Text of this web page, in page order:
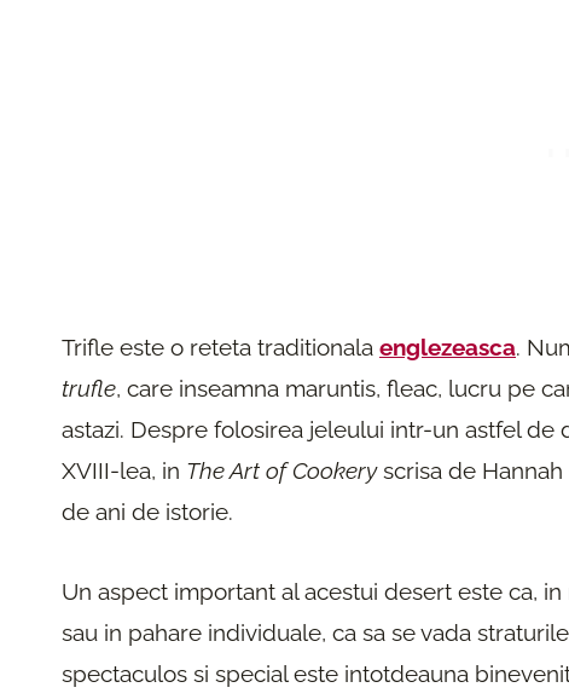
Trifle este o reteta traditionala englezeasca.
trufle, care inseamna maruntis, fleac, lucru pe
astazi. Despre folosirea jeleului intr-un astfel
XVIII-lea, in The Art of Cookeryscrisa de Hannah
de ani de istorie.
Un aspect important al acestui desert este ca,
sau in pahare individuale, ca sa se vada
spectaculos si special este intotdeauna